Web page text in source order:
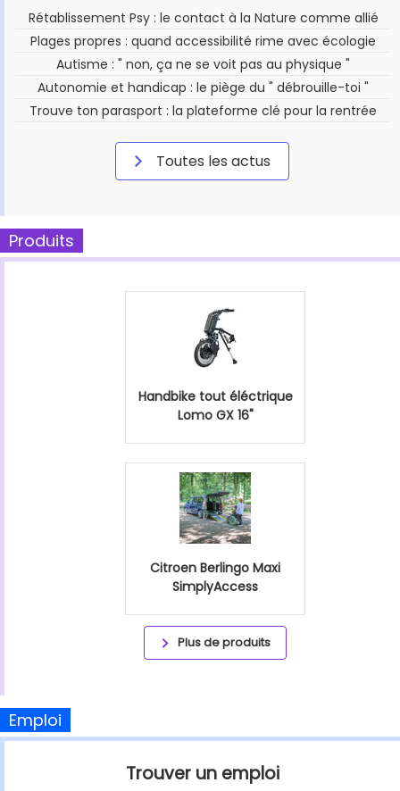
Rétablissement Psy : le contact à la Nature comme allié
Plages propres : quand accessibilité rime avec écologie
Autisme : " non, ça ne se voit pas au physique "
Autonomie et handicap : le piège du " débrouille-toi "
Trouve ton parasport : la plateforme clé pour la rentrée
Toutes les actus
Produits
Handbike tout éléctrique
Lomo GX 16"
Citroen Berlingo Maxi
SimplyAccess
Plus de produits
Emploi
Trouver un emploi